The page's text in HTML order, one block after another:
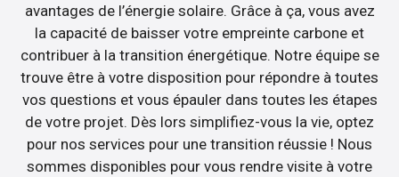
avantages de l’énergie solaire. Grâce à ça, vous avez
la capacité de baisser votre empreinte carbone et
contribuer à la transition énergétique. Notre équipe se
trouve être à votre disposition pour répondre à toutes
vos questions et vous épauler dans toutes les étapes
de votre projet. Dès lors simplifiez-vous la vie, optez
pour nos services pour une transition réussie ! Nous
sommes disponibles pour vous rendre visite à votre